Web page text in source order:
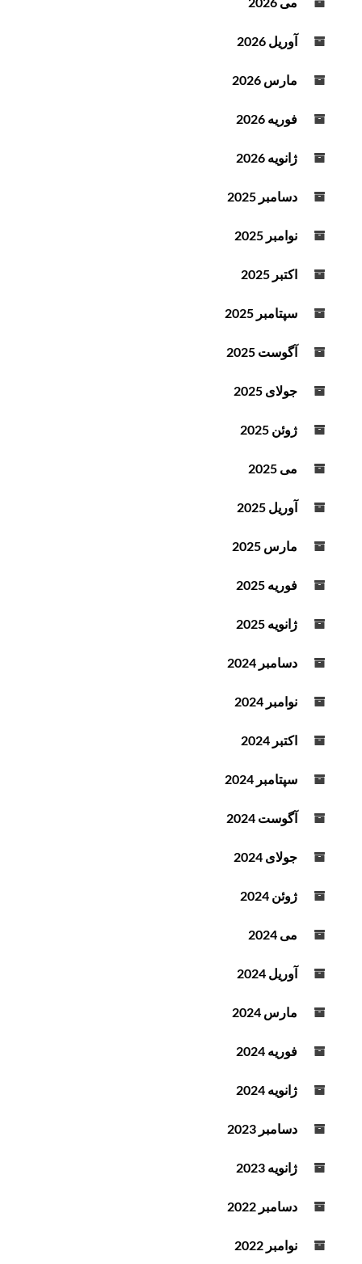
آوریل 2026
مارس 2026
فوریه 2026
ژانویه 2026
دسامبر 2025
نوامبر 2025
اکتبر 2025
سپتامبر 2025
آگوست 2025
جولای 2025
ژوئن 2025
می 2025
آوریل 2025
مارس 2025
فوریه 2025
ژانویه 2025
دسامبر 2024
نوامبر 2024
اکتبر 2024
سپتامبر 2024
آگوست 2024
جولای 2024
ژوئن 2024
می 2024
آوریل 2024
مارس 2024
فوریه 2024
ژانویه 2024
دسامبر 2023
ژانویه 2023
دسامبر 2022
نوامبر 2022